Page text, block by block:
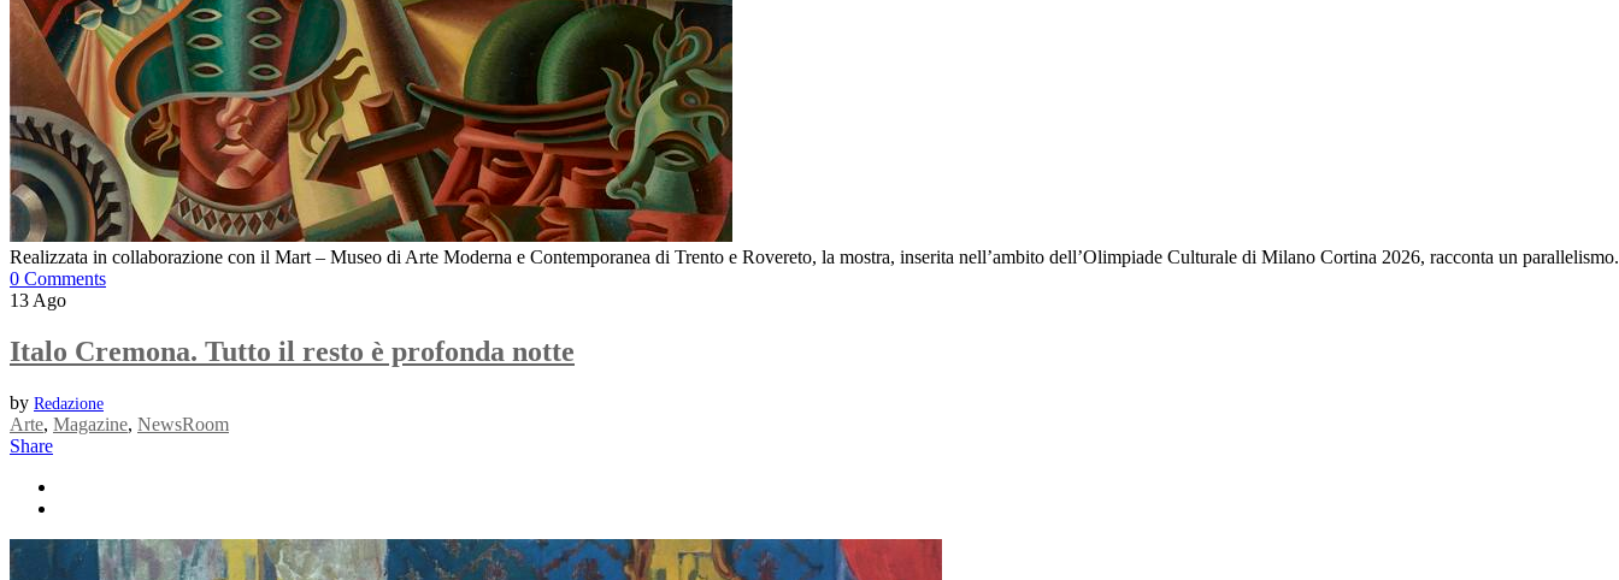
Realizzata in collaborazione con il Mart – Museo di Arte Moderna e Contemporanea di Trento e Rovereto, la mostra, inserita nell’ambito dell’Olimpiade Culturale di Milano Cortina 2026, racconta un
0 Comments
13 Ago
Italo Cremona. Tutto il resto è profonda notte
by Redazione
Arte, Magazine, NewsRoom
Share